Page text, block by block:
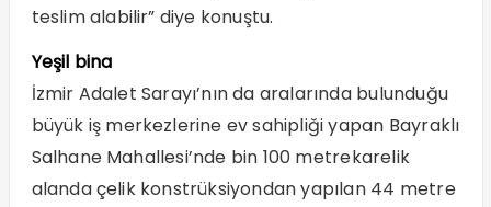
teslim alabilir” diye konuştu.
Yeşil bina
İzmir Adalet Sarayı’nın da aralarında bulunduğu
büyük iş merkezlerine ev sahipliği yapan Bayraklı
Salhane Mahallesi’nde bin 100 metrekarelik
alanda çelik konstrüksiyondan yapılan 44 metre